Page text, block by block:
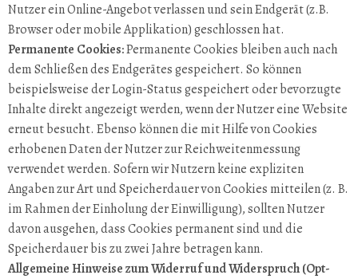
Nutzer ein Online-Angebot verlassen und sein Endgerät (z.B.
Browser oder mobile Applikation) geschlossen hat.
Permanente Cookies:Permanente Cookies bleiben auch nach
dem Schließen des Endgerätes gespeichert. So können
beispielsweise der Login-Status gespeichert oder bevorzugte
Inhalte direkt angezeigt werden, wenn der Nutzer eine Website
erneut besucht. Ebenso können die mit Hilfe von Cookies
erhobenen Daten der Nutzer zur Reichweitenmessung
verwendet werden. Sofern wir Nutzern keine expliziten
Angaben zur Art und Speicherdauer von Cookies mitteilen (z. B.
im Rahmen der Einholung der Einwilligung), sollten Nutzer
davon ausgehen, dass Cookies permanent sind und die
Speicherdauer bis zu zwei Jahre betragen kann.
Allgemeine Hinweise zum Widerruf und Widerspruch (Opt-